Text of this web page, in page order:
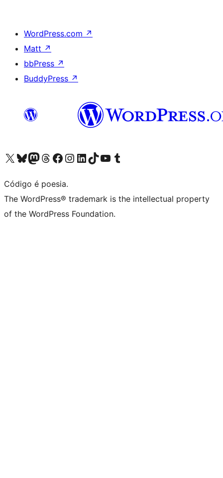
WordPress.com ↗
Matt ↗
bbPress ↗
BuddyPress ↗
Acessar nossa conta do X (antigo Twitter)
Acessar nossa conta do Bluesky
Acessar nossa conta do Mastodon
Acessar nossa conta do Threads
Acessar nossa página do Facebook
Acessar nossa conta do Instagram
Acessar nossa conta do LinkedIn
Acessar nossa conta do TikTok
Acessar nosso canal do YouTube
Acessar nossa conta no Tumblr
Código é poesia.
The WordPress® trademark is the intellectual property
of the WordPress Foundation.